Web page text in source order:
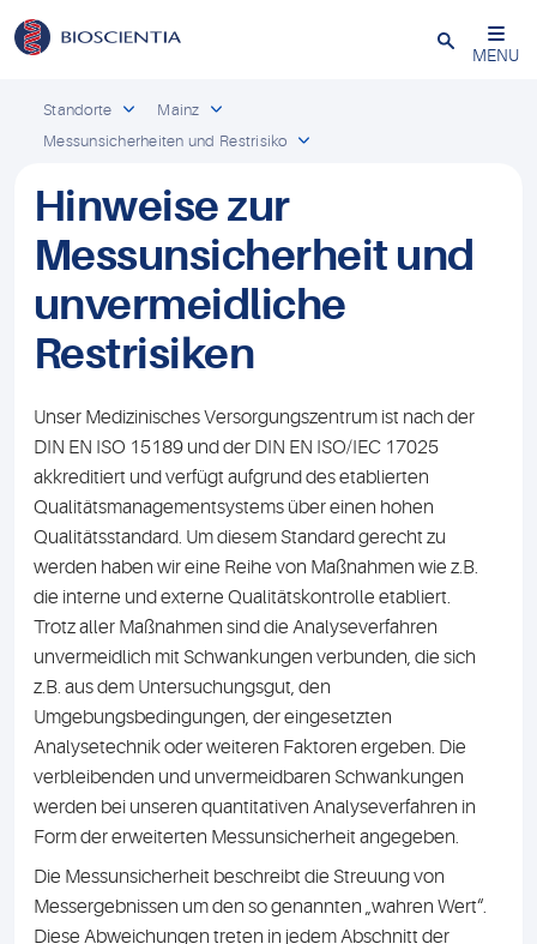
Schließen
MENU
Standorte
Mainz
Messunsicherheiten und Restrisiko
Hinweise zur
Messunsicherheit und
unvermeidliche
Restrisiken
Unser Medizinisches Versorgungszentrum ist nach der
DIN EN ISO 15189 und der DIN EN ISO/IEC 17025
akkreditiert und verfügt aufgrund des etablierten
Qualitätsmanagementsystems über einen hohen
Qualitätsstandard. Um diesem Standard gerecht zu
werden haben wir eine Reihe von Maßnahmen wie z.B.
die interne und externe Qualitätskontrolle etabliert.
Trotz aller Maßnahmen sind die Analyseverfahren
unvermeidlich mit Schwankungen verbunden, die sich
z.B. aus dem Untersuchungsgut, den
Umgebungsbedingungen, der eingesetzten
Analysetechnik oder weiteren Faktoren ergeben. Die
verbleibenden und unvermeidbaren Schwankungen
werden bei unseren quantitativen Analyseverfahren in
Form der erweiterten Messunsicherheit angegeben.
Die Messunsicherheit beschreibt die Streuung von
Messergebnissen um den so genannten „wahren Wert“.
Diese Abweichungen treten in jedem Abschnitt der